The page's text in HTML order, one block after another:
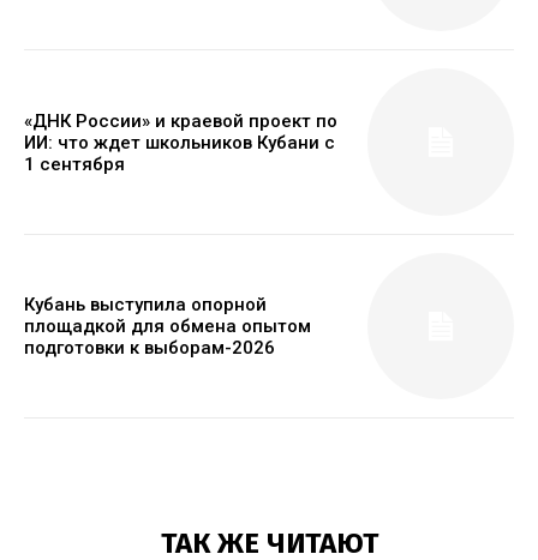
«ДНК России» и краевой проект по
ИИ: что ждет школьников Кубани с
1 сентября
Кубань выступила опорной
площадкой для обмена опытом
подготовки к выборам-2026
ТАК ЖЕ ЧИТАЮТ